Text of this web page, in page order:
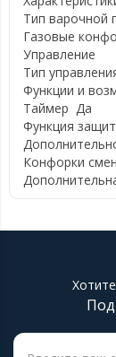
Тип варочной
Газовые
Управление
Тип
Функции и
Таймер Да
Функция
Конфорки